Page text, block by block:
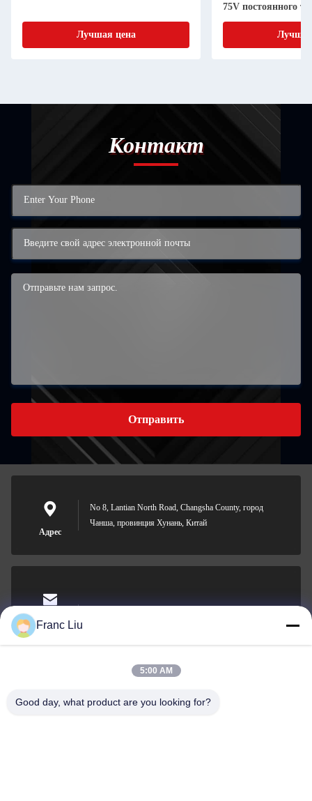
Лучшая цена
75V постоянного
электроэнергии
Контакт
Отправить
Адрес
No 8, Lantian North Road, Changsha County, город
Чанша, провинция Хунань, Китай
Электронная
0086-15367845621
Franc Liu
5:00 AM
Good day, what product are you looking for?